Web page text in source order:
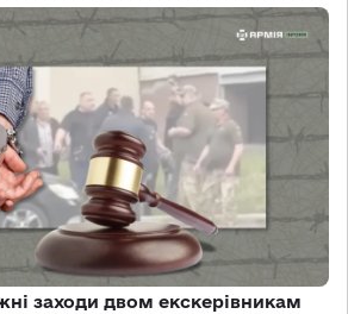
заходи двом екскерівникам